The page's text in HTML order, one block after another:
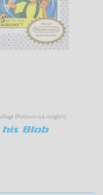
(Platinum o.ä. möglich)
Blob